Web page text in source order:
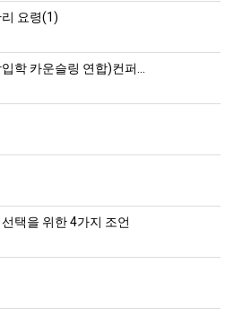
요령(1)
학 카운슬링 연합)컨퍼…
택을 위한 4가지 조언